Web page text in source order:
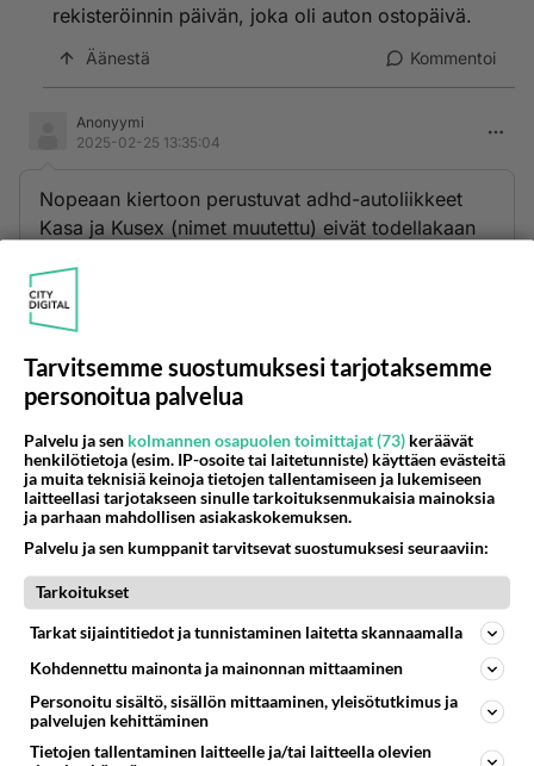
rekisteröinnin päivän, joka oli auton ostopäivä.
Äänestä Kommentoi
Anonyymi
2025-02-25 13:35:04
Nopeaan kiertoon perustuvat adhd-autoliikkeet
Kasa ja Kusex (nimet muutettu) eivät todellakaan
pesaistaan ja muudään salamavauhtia seuraavalle
asiakkaalle, joka ei ole maalaisukko koska aikaa
vikaa josta asiakas valittaa, vedotaan kuluviin,
osiin, auton halpaan hintaan tai muuten vaan
Äänestä Kommentoi
2025-02-26 11:17:39
Toisaalta tuo on ihan hyvä, näkee millaisessa
kunnossa ja millaisella pidolla auto on oikeasti
myyntimeikkauksia.
Äänestä Kommentoi
Tarvitsemme suostumuksesi tarjotaksemme
personoitua palvelua
Palvelu ja sen kolmannen osapuolen toimittajat (73) keräävät
henkilötietoja (esim. IP-osoite tai laitetunniste) käyttäen evästeitä
ja muita teknisiä keinoja tietojen tallentamiseen ja lukemiseen
laitteellasi tarjotakseen sinulle tarkoituksenmukaisia mainoksia
ja parhaan mahdollisen asiakaskokemuksen.
Palvelu ja sen kumppanit tarvitsevat suostumuksesi seuraaviin:
Tarkoitukset
Tarkat sijaintitiedot ja tunnistaminen laitetta skannaamalla
Kohdennettu mainonta ja mainonnan mittaaminen
Personoitu sisältö, sisällön mittaaminen, yleisötutkimus ja
palvelujen kehittäminen
Tietojen tallentaminen laitteelle ja/tai laitteella olevien